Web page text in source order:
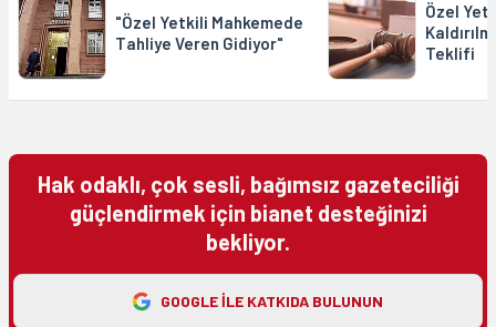
"Özel Yetkili Mahkemede
Tahliye Veren Gidiyor"
Özel
Teklifi
Hak odaklı, çok sesli, bağımsız gazeteciliği
güçlendirmek için bianet desteğinizi
bekliyor.
GOOGLE ILE KATKIDA BULUNUN